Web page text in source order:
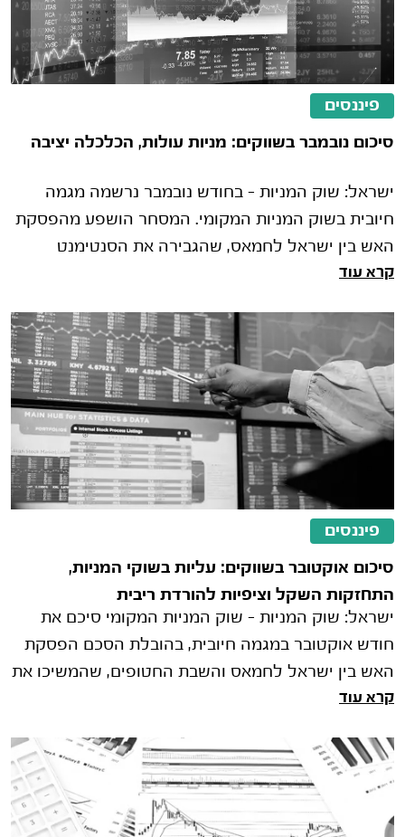
פיננסים
סיכום נובמבר בשווקים: מניות עולות, הכלכלה יציבה
ישראל: שוק המניות – בחודש נובמבר נרשמה מגמה
חיובית בשוק המניות המקומי. המסחר הושפע מהפסקת
האש בין ישראל לחמאס, שהגבירה את הסנטימנט
החיובי בשווקים המקומיים. בנוסף, נ�
קרא עוד
פיננסים
סיכום אוקטובר בשווקים: עליות בשוקי המניות,
התחזקות השקל וציפיות להורדת ריבית
ישראל: שוק המניות – שוק המניות המקומי סיכם את
חודש אוקטובר במגמה חיובית, בהובלת הסכם הפסקת
האש בין ישראל לחמאס והשבת החטופים, שהמשיכו את
האופטימיות בשווקים. מרבית ה
קרא עוד